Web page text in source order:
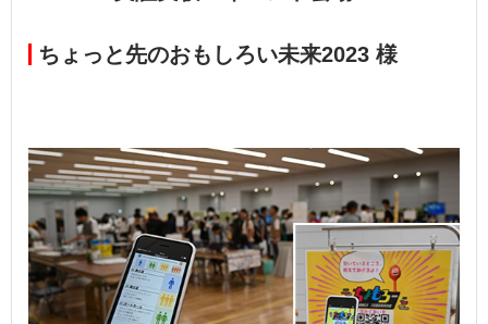
ちょっと先のおもしろい未来2023 様